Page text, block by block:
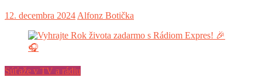
12. decembra 2024 Alfonz Botička
Súťaže v TV a rádiu